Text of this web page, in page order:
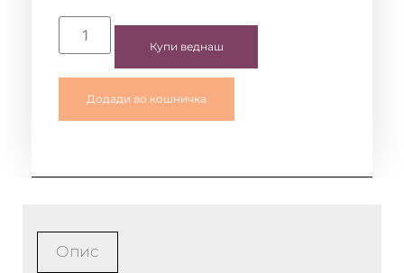
Купи веднаш
Додади во кошничка
Опис